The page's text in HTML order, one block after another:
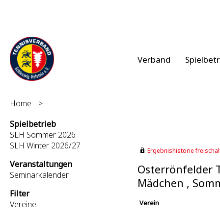
Verband
Home
>
Spielbetrieb
SLH Sommer 2026
SLH Winter 2026/27
Veranstaltungen
Seminarkalender
Filter
Vereine
Ergebnishistorie
Osterrönfelder
Mädchen ,
Verein